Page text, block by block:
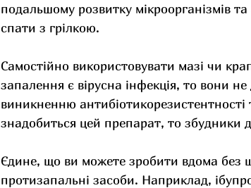
подальшому розвитку мікроорганізмів
спати з грілкою.
Самостійно використовувати мазі чи
запалення є вірусна інфекція, то вони
виникненню
знадобиться цей препарат, то збудники
Єдине, що ви можете зробити вдома без
протизапальні засоби. Наприклад,